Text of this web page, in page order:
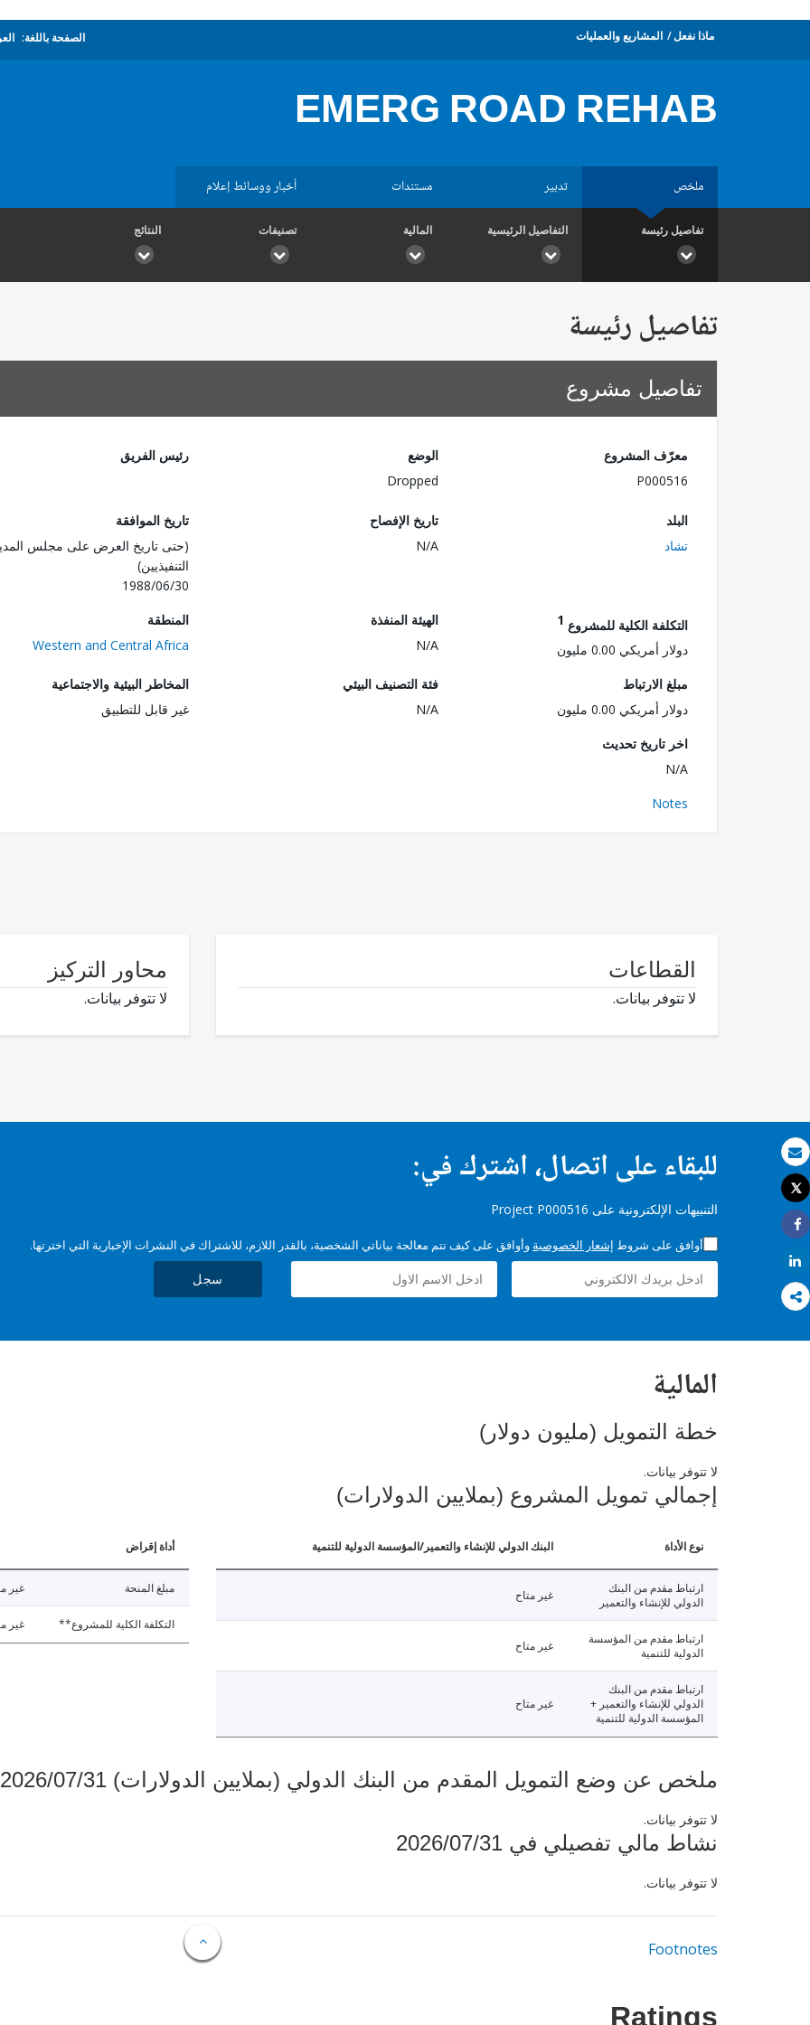
بريد الكتروني
طباعة
Tweet
Share
Share
ماذا نفعل المشاريع والعمليات الصفحة باللغة:
EMERG ROAD REHAB
ملخص تدبير مستندات أخبار ووسائط إعلام
تفاصيل رئيسة التفاصيل الرئيسية المالية تصنيفات النتائج
تفاصيل رئيسة
تفاصيل مشروع
معرّف المشروع
P000516
الوضع
Dropped
رئيس الفريق
البلد
تشاد
تاريخ الإفصاح
N/A
تاريخ الموافقة
(حتى تاريخ العرض على مجلس
التنفيذيين)
1988/06/30
التكلفة الكلية للمشروع 1
دولار أمريكي 0.00 مليون
الهيئة المنفذة
N/A
المنطقة
Western and Central Africa
مبلغ الارتباط
دولار أمريكي 0.00 مليون
فئة التصنيف البيئي
N/A
المخاطر البيئية والاجتماعية
غير قابل للتطبيق
اخر تاريخ تحديث
N/A
Notes
القطاعات
لا تتوفر بيانات.
محاور التركيز
لا تتوفر بيانات.
للبقاء على اتصال، اشترك في:
التنبيهات الإلكترونية على Project P000516
أوافق على شروط إشعار الخصوصية وأوافق على كيف تتم معالجة بياناتي الشخصية، بالقدر اللازم، للاشتراك في النشرات الإخبارية التي اخترتها.
سجل
المالية
خطة التمويل (مليون دولار)
لا تتوفر بيانات.
إجمالي تمويل المشروع (بملايين الدولارات)
نوع الأداة البنك الدولي للإنشاء والتعمير/المؤسسة الدولية للتنمية
ارتباط مقدم من البنك
الدولي للإنشاء والتعمير
غير متاح
ارتباط مقدم من المؤسسة
الدولية للتنمية
غير متاح
ارتباط مقدم من البنك
الدولي للإنشاء والتعمير +
المؤسسة الدولية للتنمية
غير متاح
أداة إقراض
مبلغ المنحة غير
التكلفة الكلية للمشروع** غير
ملخص عن وضع التمويل المقدم من البنك الدولي (بملايين الدولارات) 2026/07/31
لا تتوفر بيانات.
نشاط مالي تفصيلي في 2026/07/31
لا تتوفر بيانات.
Footnotes